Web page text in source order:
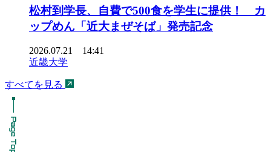
松村到学長、自費で500食を学生に提供！ カ
ップめん「近大まぜそば」発売記念
2026.07.21 14:41
近畿大学
すべてを見る